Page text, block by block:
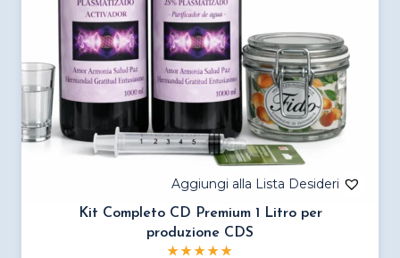
nella
pagina
del
prodotto
Kit Completo CD Premium 1 Litro per
produzione CDS